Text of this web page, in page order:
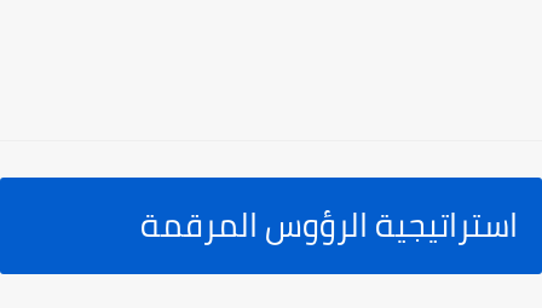
استراتيجية الرؤوس المرقمة